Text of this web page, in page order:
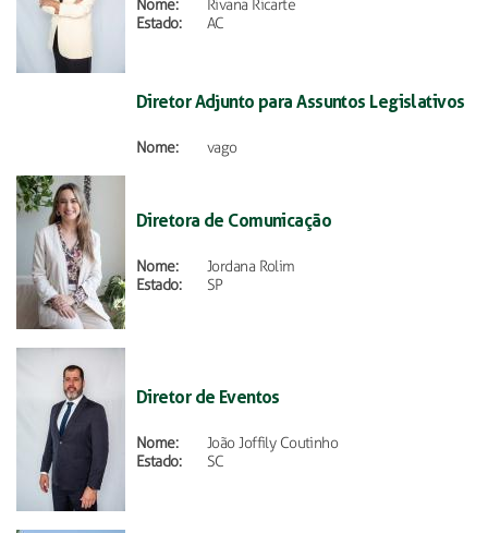
Nome:
Rivana Ricarte
Estado:
AC
Diretor Adjunto para Assuntos Legislativos
Nome: vago
Diretora de Comunicação
Nome:
Jordana Rolim
Estado:
SP
Diretor de Eventos
Nome:
João Joffily Coutinho
Estado:
SC